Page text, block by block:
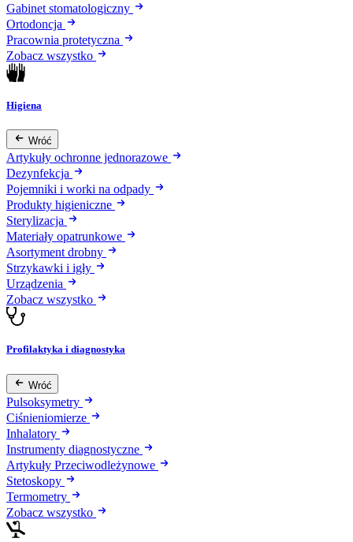
Gabinet stomatologiczny
Ortodoncja
Pracownia protetyczna
Zobacz wszystko
Higiena
Wróć
Artykuły ochronne jednorazowe
Dezynfekcja
Pojemniki i worki na odpady
Produkty higieniczne
Sterylizacja
Materiały opatrunkowe
Asortyment drobny
Strzykawki i igły
Urządzenia
Zobacz wszystko
Profilaktyka i diagnostyka
Wróć
Pulsoksymetry
Ciśnieniomierze
Inhalatory
Instrumenty diagnostyczne
Artykuły Przeciwodleżynowe
Stetoskopy
Termometry
Zobacz wszystko